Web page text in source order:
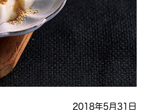
2018年5月31日